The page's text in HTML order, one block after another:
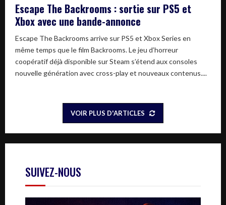
Escape The Backrooms : sortie sur PS5 et
Xbox avec une bande-annonce
Escape The Backrooms arrive sur PS5 et Xbox Series en
même temps que le film Backrooms. Le jeu d’horreur
coopératif déjà disponible sur Steam s’étend aux consoles
nouvelle génération avec cross-play et nouveaux contenus....
VOIR PLUS D'ARTICLES
SUIVEZ-NOUS